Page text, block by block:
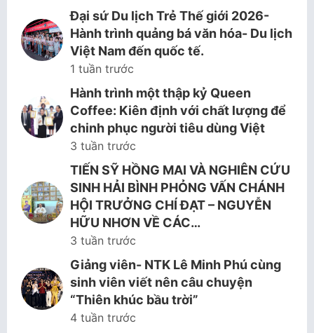
Đại sứ Du lịch Trẻ Thế giới 2026-
Hành trình quảng bá văn hóa- Du lịch
Việt Nam đến quốc tế.
1 tuần trước
Hành trình một thập kỷ Queen
Coffee: Kiên định với chất lượng để
chinh phục người tiêu dùng Việt
3 tuần trước
TIẾN SỸ HỒNG MAI VÀ NGHIÊN CỨU
SINH HẢI BÌNH PHỎNG VẤN CHÁNH
HỘI TRƯỞNG CHÍ ĐẠT – NGUYỄN
HỮU NHƠN VỀ CÁC…
3 tuần trước
Giảng viên- NTK Lê Minh Phú cùng
sinh viên viết nên câu chuyện
“Thiên khúc bầu trời”
4 tuần trước